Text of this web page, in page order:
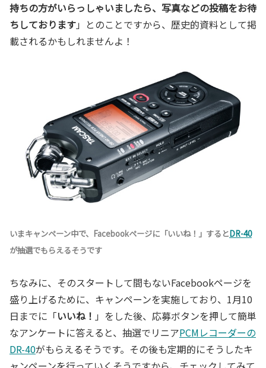
持ちの方がいらっしゃいましたら、写真などの投稿をお待
ちしております」とのことですから、歴史的資料として掲
載されるかもしれませんよ！
いまキャンペーン中で、Facebookページに「いいね！」するとDR-40
が抽選でもらえるそうです
ちなみに、そのスタートして間もないFacebookページを
盛り上げるために、キャンペーンを実施しており、1月10
日までに「いいね！ 」をした後、応募ボタンを押して簡単
なアンケートに答えると、抽選でリニアPCMレコーダーの
DR-40がもらえるそうです。その後も定期的にそうしたキ